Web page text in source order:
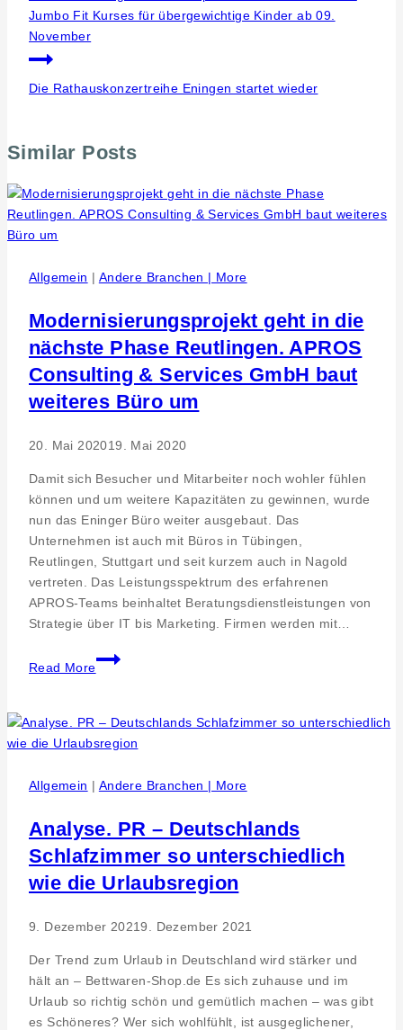
Jumbo Fit Kurses für übergewichtige Kinder ab 09.
November
Die Rathauskonzertreihe Eningen startet wieder
Similar Posts
Allgemein | Andere Branchen | More
Modernisierungsprojekt geht in die
nächste Phase Reutlingen. APROS
Consulting & Services GmbH baut
weiteres Büro um
20. Mai 202019. Mai 2020
Damit sich Besucher und Mitarbeiter noch wohler fühlen
können und um weitere Kapazitäten zu gewinnen, wurde
nun das Eninger Büro weiter ausgebaut. Das
Unternehmen ist auch mit Büros in Tübingen,
Reutlingen, Stuttgart und seit kurzem auch in Nagold
vertreten. Das Leistungsspektrum des erfahrenen
APROS-Teams beinhaltet Beratungsdienstleistungen von
Strategie über IT bis Marketing. Firmen werden mit…
Read More
Modernisierungsprojekt
geht
die
nächste
Reutlingen.
Consulting
&
Services
GmbH
weiteres
um
Allgemein | Andere Branchen | More
Analyse. PR – Deutschlands
Schlafzimmer so unterschiedlich
wie die Urlaubsregion
9. Dezember 20219. Dezember 2021
Der Trend zum Urlaub in Deutschland wird stärker und
hält an – Bettwaren-Shop.de Es sich zuhause und im
Urlaub so richtig schön und gemütlich machen – was gibt
es Schöneres? Wer sich wohlfühlt, ist ausgeglichener,